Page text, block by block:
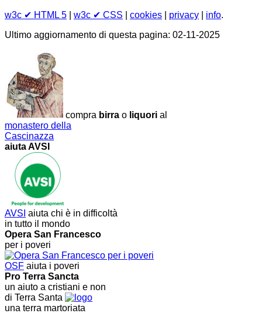
w3c ✔ HTML 5 w3c ✔ CSS cookies privacy info.
Ultimo aggiornamento di questa pagina: 02-11-2025
compra birra o liquori al
monastero della
Cascinazza
aiuta AVSI
AVSI aiuta chi è in difficoltà
in tutto il mondo
Opera San Francesco
per i poveri
OSF aiuta i poveri
Pro Terra Sancta
un aiuto a cristiani e non
di Terra Santa
una terra martoriata